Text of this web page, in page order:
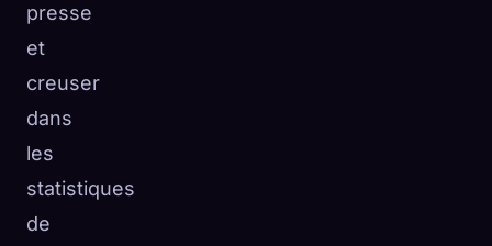
presse
et
creuser
dans
les
statistiques
de